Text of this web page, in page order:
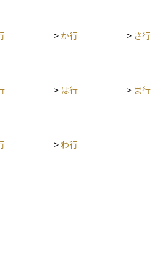
>か行 > さ行
> は行 > ま行
> わ行